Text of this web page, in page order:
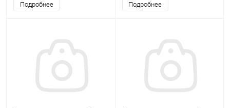
Подробнее Подробнее